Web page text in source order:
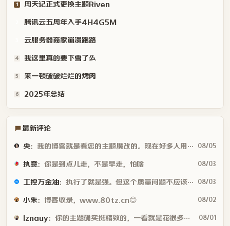
1 周天记正式更换主题Riven
腾讯云五周年入手4H4G5M
云服务器商家崩溃跑路
4 我这里真的要下雪了么
5 来一顿破破烂烂的烤肉
6 2025年总结
最新评论
央：我的博客就是看您的主题魔改的。现在好多人用你这个AI做的，就否定别人... 08/05
执意：你是到点儿走，不是早走，怕啥 08/03
工控万金油：执行了就是强。但这个质量问题不应该由物业或是房产公司来处理吗😂 08/03
小朱：博客收录，www.80tz.cn😊 08/02
lznauy：你的主题确实挺精致的，一看就是花很多时间打磨的，现在都是用AI写代码... 08/01